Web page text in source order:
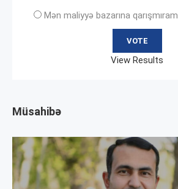
Mən maliyyə bazarına qarışmıram
View Results
Müsahibə